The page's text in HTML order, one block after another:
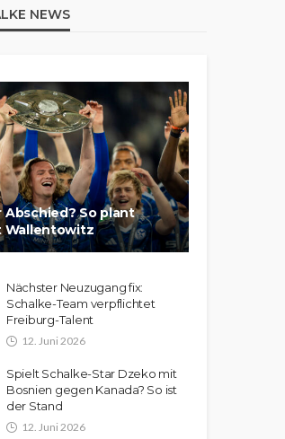
NEWS
Abschied? So plant
Wallentowitz
Nächster Neuzugang fix:
Schalke-Team verpflichtet
Freiburg-Talent
12. Juni 2026
Spielt Schalke-Star Dzeko mit
Bosnien gegen Kanada? So ist
der Stand
12. Juni 2026